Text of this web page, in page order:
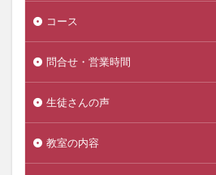
コース
問合せ・営業時間
生徒さんの声
教室の内容